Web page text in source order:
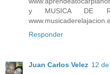
y MUSICA DE
Responder
Juan Carlos Velez 12